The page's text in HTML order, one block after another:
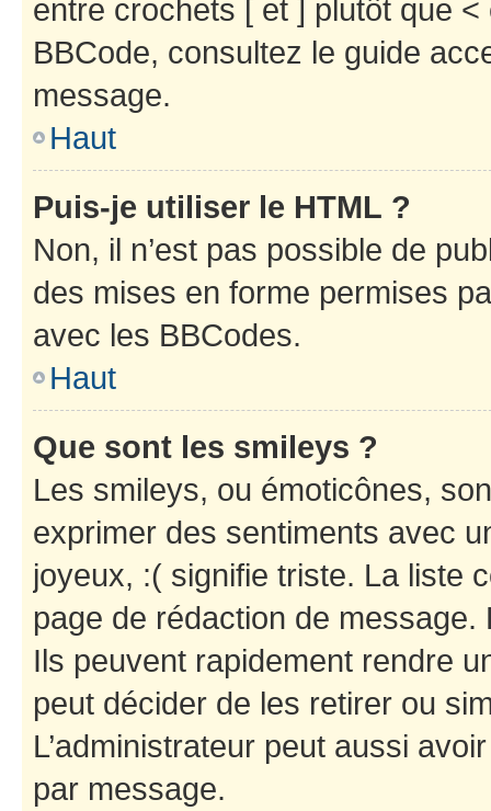
entre crochets [ et ] plutôt que
BBCode, consultez le guide
message.
Haut
Puis-je utiliser le HTML ?
Non, il n’est pas possible de
des mises en forme permises
avec les BBCodes.
Haut
Que sont les smileys ?
Les smileys, ou émoticônes,
exprimer des sentiments avec
joyeux, :( signifie triste. La liste
page de rédaction de
Ils peuvent rapidement rendre
peut décider de les retirer ou
L’administrateur peut aussi
par message.